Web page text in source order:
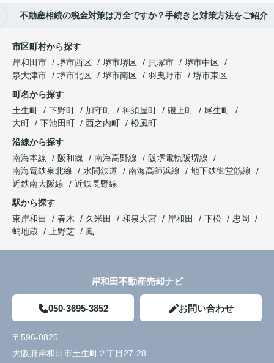
不動産相続の税金対策は万全ですか？手続きと対策方法をご紹介
市区町村から探す
岸和田市
堺市西区 堺市堺区 貝塚市
堺市中区
泉大津市
堺市北区 堺市南区 羽曳野市
堺市東区
町名から探す
土生町
下野町 加守町 神須屋町 磯上町
尾生町
大町
下池田町 西之内町
松風町
沿線から探す
南海本線
阪和線 南海高野線
阪堺電軌阪堺線
南海電鉄泉北線
水間鉄道 南海高師浜線
地下鉄御堂筋線
近鉄南大阪線
近鉄長野線
駅から探す
東岸和田
春木 久米田 和泉大宮 岸和田 下松
忠岡
蛸地蔵
上野芝 鳳
岸和田不動産売却ナビ
050-3695-3852 お問い合わせ
〒596-0825
大阪府岸和田市土生町２丁目27-28